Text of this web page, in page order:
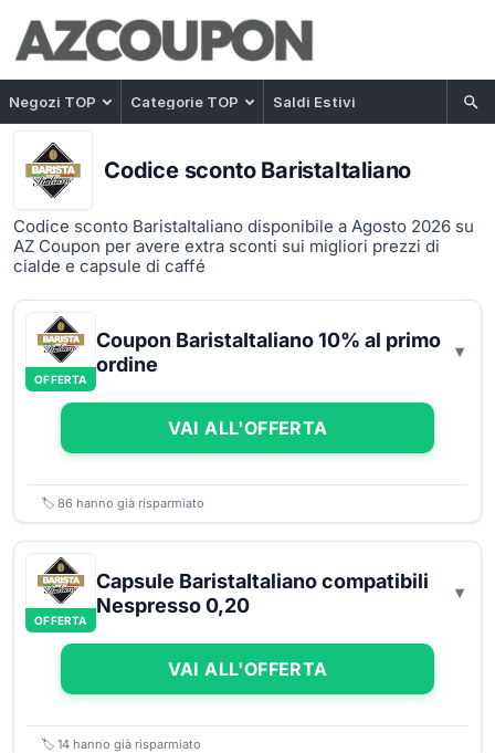
Negozi TOP Categorie TOP Saldi Estivi
Codice sconto BaristaItaliano
Codice sconto BaristaItaliano disponibile a Agosto 2026 su
AZ Coupon per avere extra sconti sui migliori prezzi di
cialde e capsule di caffé
OFFERTA
Coupon BaristaItaliano 10% al primo
ordine
VAI ALL'OFFERTA
🏷️ 86 hanno già risparmiato
OFFERTA
Capsule BaristaItaliano compatibili
Nespresso 0,20
VAI ALL'OFFERTA
🏷️ 14 hanno già risparmiato